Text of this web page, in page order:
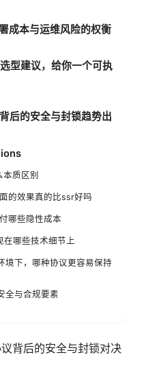
成本与运维风险的权衡
型建议，给你一个可执
后的安全与封锁趋势出
质区别
的效果真的比ssr好吗
哪些隐性成本
在哪些技术细节上
境下，哪种协议更容易保持
全与合规要素
背后的安全与封锁对决